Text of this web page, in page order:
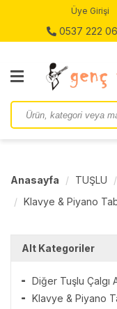
Üye Girişi
0537 222
Anasayfa TUŞLU
Klavye & Piyano
Alt Kategoriler
Diğer Tuşlu Çalgı
Klavye & Piyano